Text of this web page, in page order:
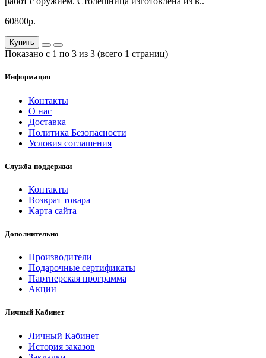
60800р.
Купить
Показано с 1 по 3 из 3 (всего 1 страниц)
Информация
Контакты
О нас
Доставка
Политика Безопасности
Условия соглашения
Служба поддержки
Контакты
Возврат товара
Карта сайта
Дополнительно
Производители
Подарочные сертификаты
Партнерская программа
Акции
Личный Кабинет
Личный Кабинет
История заказов